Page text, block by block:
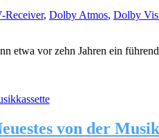
Receiver, Dolby Atmos, Dolby
etwa vor zehn Jahren ein
von der